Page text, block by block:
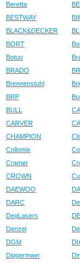
Beretta
BESTWAY
BLACK&DECKER
BORT
Botuo
BRADO
Brennenstuhl
BRP
BULL
CARVER
CHAMPION
Collomix
Cramer
CROWN
DAEWOO
DARC
DegLasers
Denzel
DGM
Diggermaer